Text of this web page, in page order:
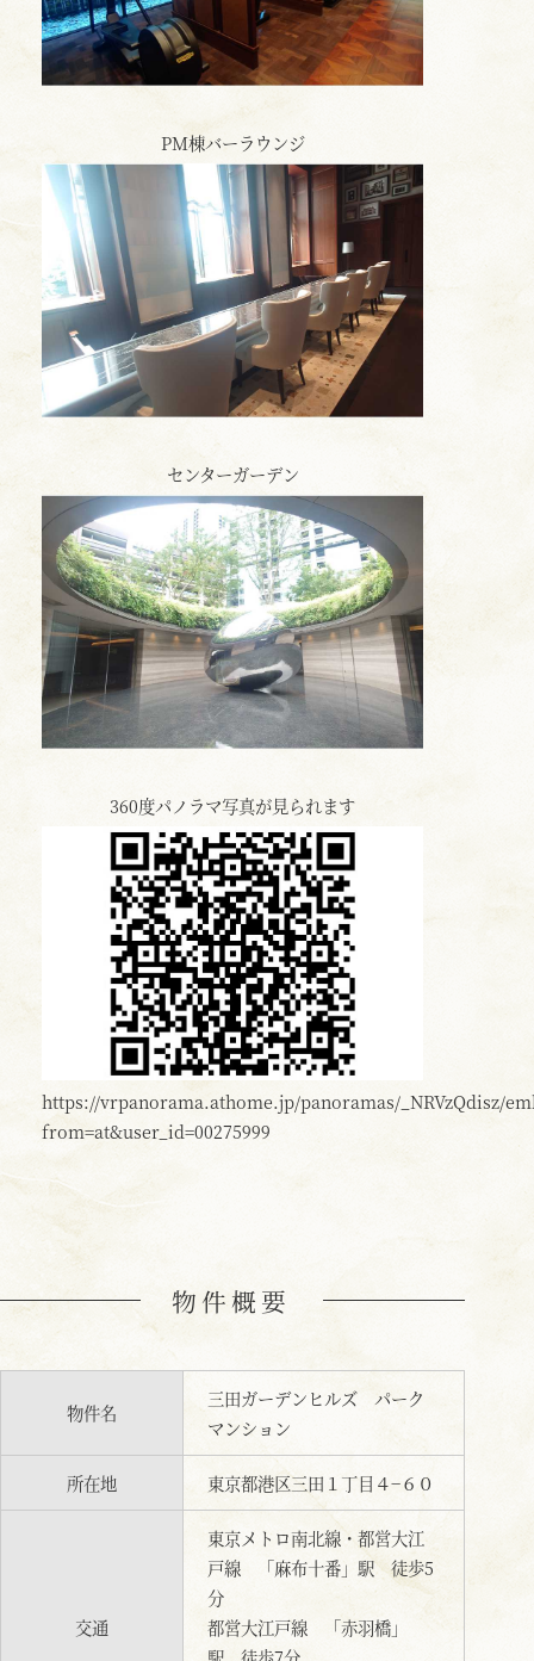
PM棟バーラウンジ
センターガーデン
360度パノラマ写真が見られます
https://vrpanorama.athome.jp/panoramas/_NRVzQdisz/
from=at&user_id=00275999
物件概要
物件名
三田ガーデンヒルズ パーク
マンション
所在地 東京都港区三田１丁目４−６０
交通
東京メトロ南北線・都営大江
戸線 「麻布十番」駅 徒歩5
分
都営大江戸線 「赤羽橋」